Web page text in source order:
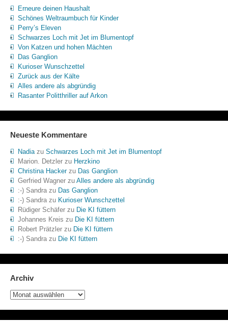
Erneure deinen Haushalt
Schönes Weltraumbuch für Kinder
Perry’s Eleven
Schwarzes Loch mit Jet im Blumentopf
Von Katzen und hohen Mächten
Das Ganglion
Kurioser Wunschzettel
Zurück aus der Kälte
Alles andere als abgründig
Rasanter Politthriller auf Arkon
Neueste Kommentare
Nadiazu Schwarzes Loch mit Jet im Blumentopf
Marion. Detzlerzu Herzkino
Christina Hackerzu Das Ganglion
Gerfried Wagnerzu Alles andere als abgründig
:-) Sandrazu Das Ganglion
:-) Sandrazu Kurioser Wunschzettel
Rüdiger Schäferzu Die KI füttern
Johannes Kreis zu Die KI füttern
Robert Prätzlerzu Die KI füttern
:-) Sandrazu Die KI füttern
Archiv
Archiv